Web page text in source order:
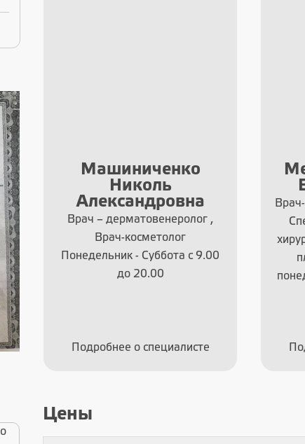
Машиниченко
Николь
Александровна
Врач – дерматовенеролог ,
Врач-косметолог
Понедельник - Суббота с 9.00
до 20.00
Подробнее о специалисте
Цены